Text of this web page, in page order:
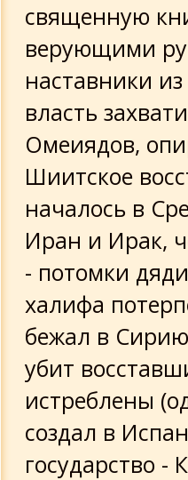
священную
верующими
наставники
власть
Омеиядов,
Шиитское
началось в
Иран и Ирак,
- потомки
халифа
бежал в
убит
истреблены
создал в
государство -